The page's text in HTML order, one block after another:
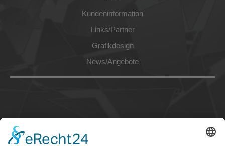
Kundeninformation
Links/Partner
Grafikdesign
News/Angebote